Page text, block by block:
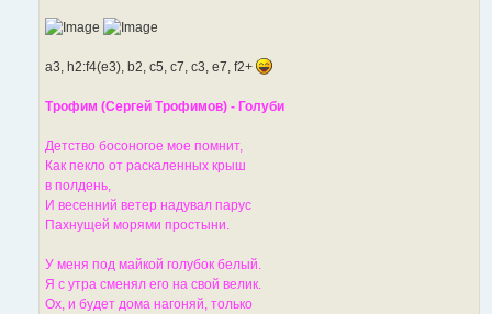
a3, h2:f4(e3), b2, c5, c7, c3, e7, f2+
Трофим (Сергей Трофимов) - Голуби
Детство босоногое мое помнит,
Как пекло от раскаленных крыш
в полдень,
И весенний ветер надувал парус
Пахнущей морями простыни.
У меня под майкой голубок белый.
Я с утра сменял его на свой велик.
Ох, и будет дома нагоняй, только